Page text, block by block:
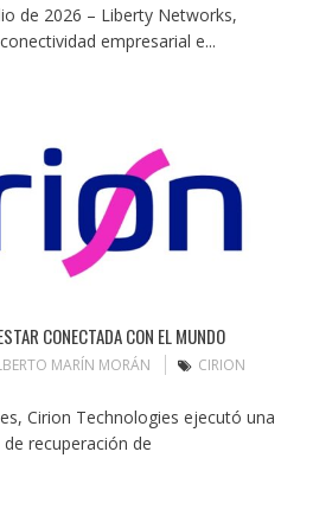
de 2026 – Liberty Networks,
empresarial e...
CONECTADA CON EL MUNDO
MARÍN MORÁN
CIRION
Cirion Technologies ejecutó una
recuperación de